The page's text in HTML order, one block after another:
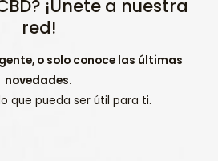
¡Únete a nuestra
red!
o solo conoce las últimas
novedades.
que pueda ser útil para ti.